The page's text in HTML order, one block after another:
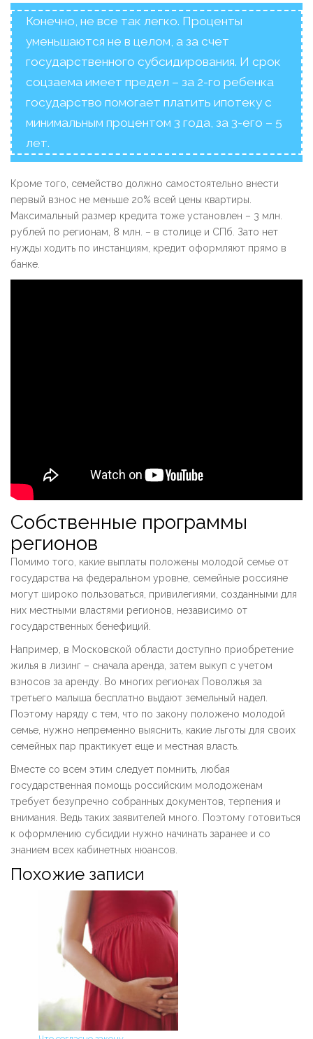
Конечно, не все так легко. Проценты
уменьшаются не в целом, а за счет
государственного субсидирования. И срок
соцзаема имеет предел – за 2-го ребенка
государство помогает платить ипотеку с
минимальным процентом 3 года, за 3-его – 5
лет.
Кроме того, семейство должно самостоятельно внести
первый взнос не меньше 20% всей цены квартиры.
Максимальный размер кредита тоже установлен – 3 млн.
рублей по регионам, 8 млн. – в столице и СПб. Зато нет
нужды ходить по инстанциям, кредит оформляют прямо в
банке.
Собственные программы
регионов
Помимо того, какие выплаты положены молодой семье от
государства на федеральном уровне, семейные россияне
могут широко пользоваться, привилегиями, созданными для
них местными властями регионов, независимо от
государственных бенефиций.
Например, в Московской области доступно приобретение
жилья в лизинг – сначала аренда, затем выкуп с учетом
взносов за аренду. Во многих регионах Поволжья за
третьего малыша бесплатно выдают земельный надел.
Поэтому наряду с тем, что по закону положено молодой
семье, нужно непременно выяснить, какие льготы для своих
семейных пар практикует еще и местная власть.
Вместе со всем этим следует помнить, любая
государственная помощь российским молодоженам
требует безупречно собранных документов, терпения и
внимания. Ведь таких заявителей много. Поэтому готовиться
к оформлению субсидии нужно начинать заранее и со
знанием всех кабинетных нюансов.
Похожие записи